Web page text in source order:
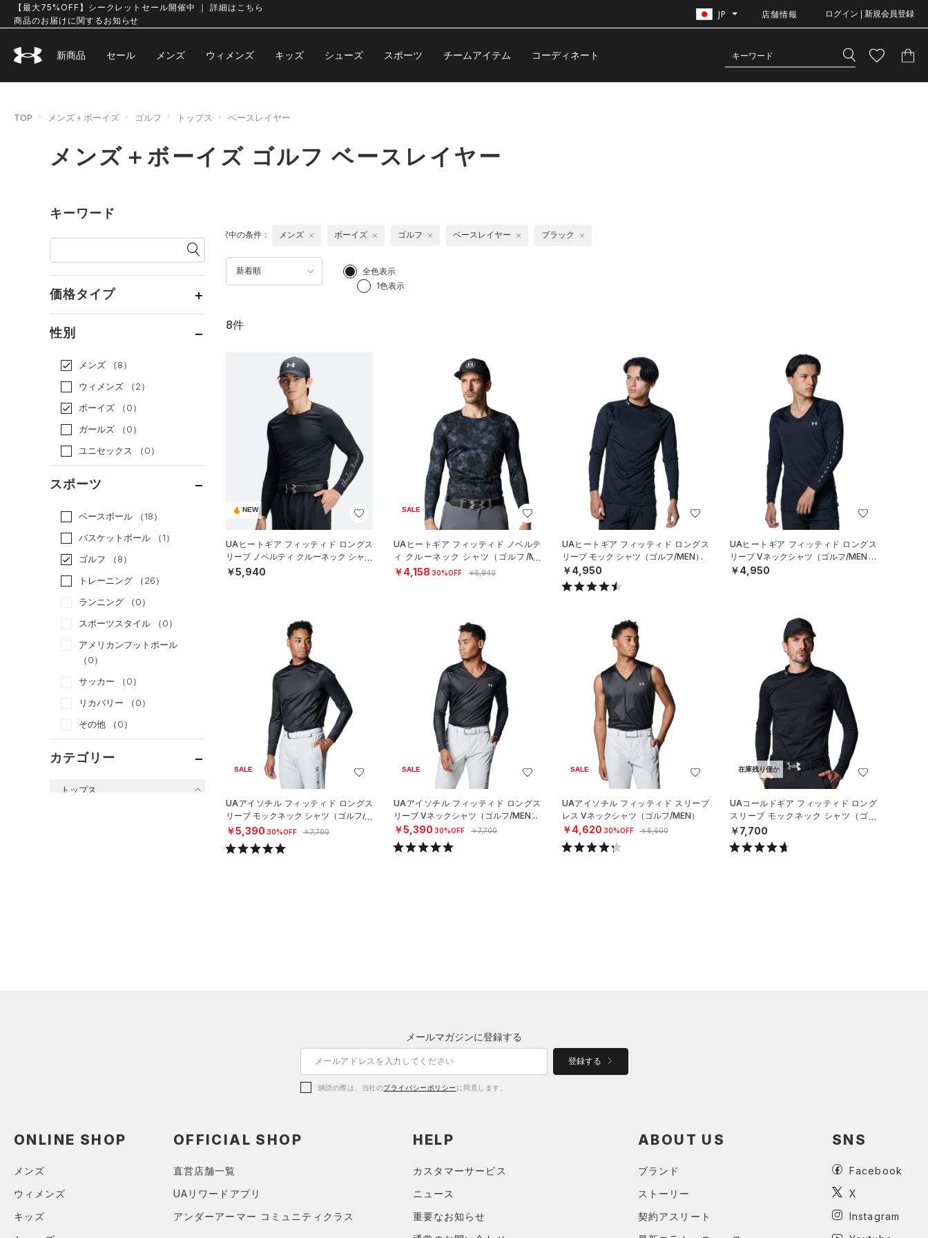
【最大75%OFF】シークレットセール開催中 ｜ 詳細はこちら
商品のお届けに関するお知らせ
JP 店舗情報 ログイン | 新規会員登録
新商品 セール メンズ ウィメンズ キッズ シューズ スポーツ チームアイテム コーディネート
TOP メンズ＋ボーイズ ゴルフ トップス ベースレイヤー
メンズ＋ボーイズ ゴルフ ベースレイヤー
キーワード
価格タイプ
性別
メンズ
（8）
ウィメンズ
（2）
ボーイズ
（0）
ガールズ
（0）
ユニセックス
（0）
スポーツ
ベースボール
（18）
バスケットボール
（1）
ゴルフ
（8）
トレーニング
（26）
ランニング
（0）
スポーツスタイル
（0）
アメリカンフットボール
（0）
サッカー
（0）
リカバリー
（0）
その他
（0）
カテゴリー
トップス
ボトムス
シューズ
新着順
全色表示
1色表示
選択中の条件： メンズ ボーイズ ゴルフ ベースレイヤー ブラック
8件
NEW
UAヒートギア フィッティド ロングス
リーブ ノベルティ クルーネック シャツ
（ゴルフ/MEN）
￥5,940
SALE
UAヒートギア フィッティド ノベルテ
ィ クルーネック シャツ（ゴルフ/ME
N）
￥4,158 30%OFF ￥5,940
UAヒートギア フィッティド ロングス
リーブ モック シャツ（ゴルフ/MEN）
￥4,950
UAヒートギア フィッティド ロングス
リーブ Vネックシャツ（ゴルフ/MEN）
￥4,950
SALE
UAアイソチル フィッティド ロングス
リーブ モックネック シャツ（ゴルフ/M
EN）
￥5,390 30%OFF ￥7,700
SALE
UAアイソチル フィッティド ロングス
リーブ Vネックシャツ（ゴルフ/MEN）
￥5,390 30%OFF ￥7,700
SALE
UAアイソチル フィッティド スリーブ
レス Vネックシャツ（ゴルフ/MEN）
￥4,620 30%OFF ￥6,600
在庫残り僅か
UAコールドギア フィッティド ロング
スリーブ モックネック シャツ（ゴル
フ/MEN）
￥7,700
メールマガジンに登録する
登録する
購読の際は、当社のプライバシーポリシー に同意します。
ONLINE SHOP
メンズ
ウィメンズ
キッズ
OFFICIAL SHOP
直営店舗一覧
UAリワードアプリ
アンダーアーマー コミュニティクラス
HELP
カスタマーサービス
ニュース
重要なお知らせ
ABOUT US
ブランド
ストーリー
契約アスリート
SNS
Facebook
X
Instagram